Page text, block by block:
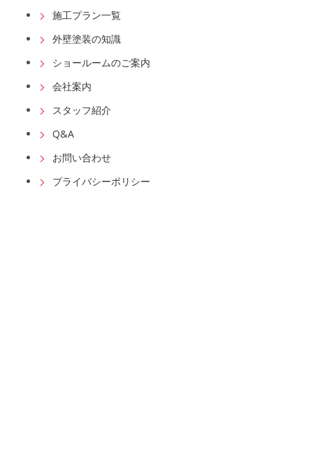
施工プラン一覧
外壁塗装の知識
ショールームのご案内
会社案内
スタッフ紹介
Q&A
お問い合わせ
プライバシーポリシー